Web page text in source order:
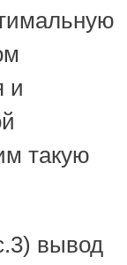
и
такую
вывод